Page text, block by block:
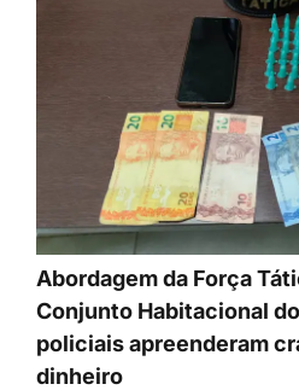
Abordagem da Força
Conjunto Habitacional
policiais apreenderam
dinheiro